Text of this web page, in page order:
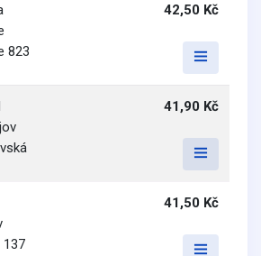
823
42,50 Kč
41,90 Kč
137
41,50 Kč